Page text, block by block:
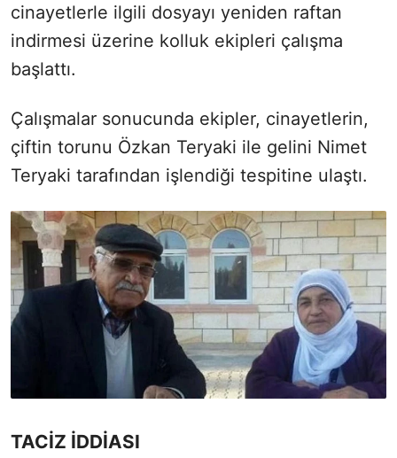
cinayetlerle ilgili dosyayı yeniden raftan
indirmesi üzerine kolluk ekipleri çalışma
başlattı.
Çalışmalar sonucunda ekipler, cinayetlerin,
çiftin torunu Özkan Teryaki ile gelini Nimet
Teryaki tarafından işlendiği tespitine ulaştı.
TACİZ İDDİASI